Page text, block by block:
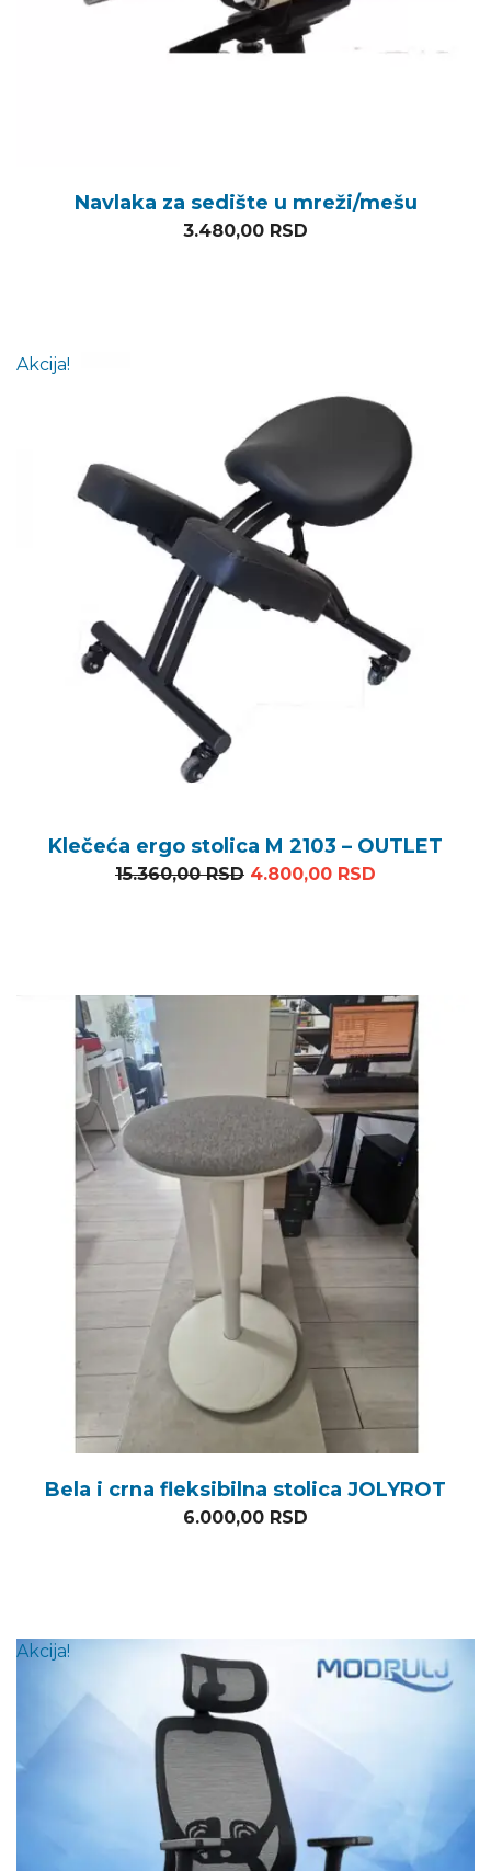
Navlaka za sedište u mreži/mešu
3.480,00 RSD
Akcija!
Klečeća ergo stolica M 2103 – OUTLET
15.360,00RSD Originalna cena je bila:
4.800,00 RSD
Bela i crna fleksibilna stolica JOLYROT
6.000,00 RSD
Akcija!